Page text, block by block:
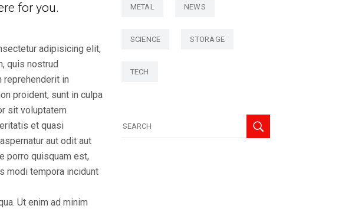
for you.
adipisicing elit,
quis nostrud
reprehenderit in
proident, sunt in culpa
sit voluptatem
et quasi
aut odit aut
porro quisquam est,
modi tempora incidunt
Ut enim ad minim
METAL NEWS
SCIENCE STORAGE
TECH